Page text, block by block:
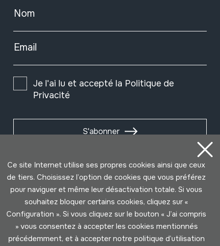
Nom
Email
Je l'ai lu et accepté la Politique de
Privacité
S'abonner
Ce site Internet utilise ses propres cookies ainsi que ceux
de tiers. Choisissez l’option de cookies que vous préférez
pour naviguer et même leur désactivation totale. Si vous
souhaitez bloquer certains cookies, cliquez sur «
Configuration ». Si vous cliquez sur le bouton « J’ai compris
» vous consentez à accepter les cookies mentionnés
précédemment, et à accepter notre politique d’utilisation